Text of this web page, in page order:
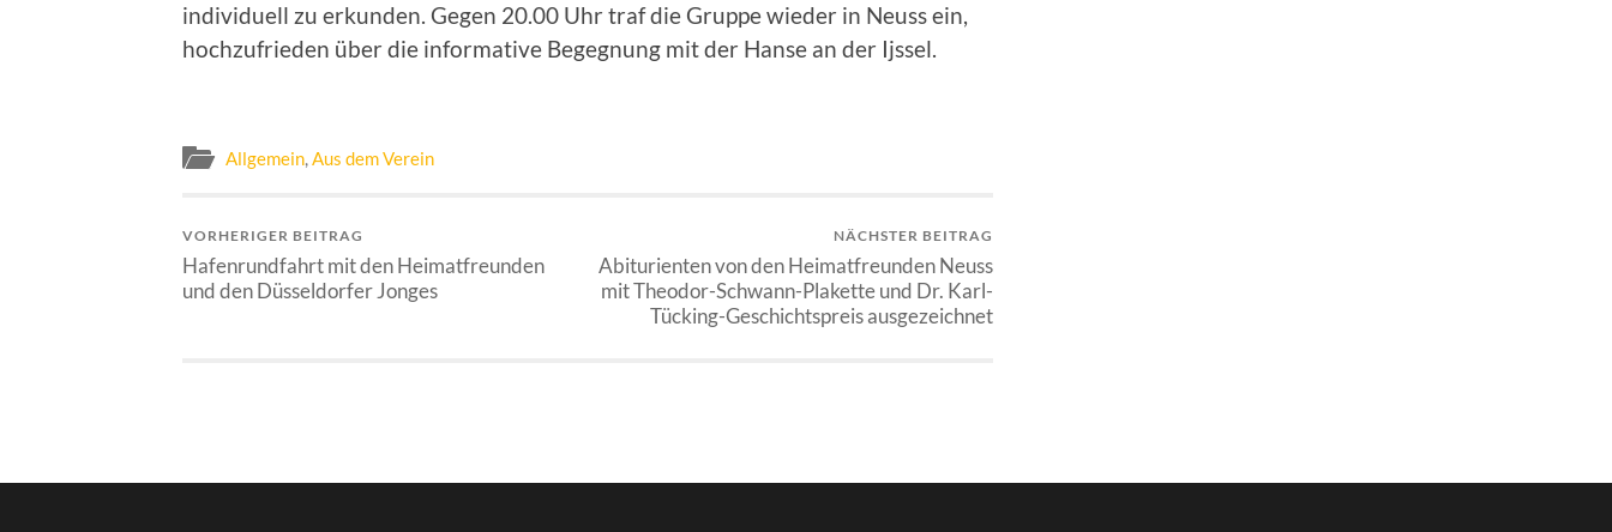
individuell zu erkunden. Gegen 20.00 Uhr traf die Gruppe wieder in Neuss ein,
hochzufrieden über die informative Begegnung mit der Hanse an der Ijssel.
Allgemein,Aus dem Verein
VORHERIGER BEITRAG
Hafenrundfahrt mit den Heimatfreunden
und den Düsseldorfer Jonges
NÄCHSTER BEITRAG
Abiturienten von den Heimatfreunden Neuss
mit Theodor-Schwann-Plakette und Dr. Karl-
Tücking-Geschichtspreis ausgezeichnet